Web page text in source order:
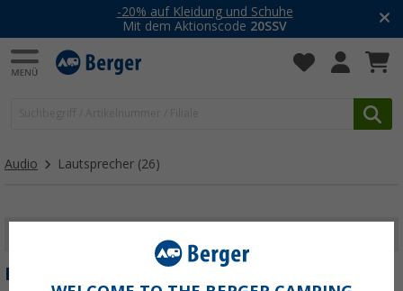
-20% auf Kleidung und Schuhe
Mit dem Aktionscode 20SSV
Audio Lautsprecher (26)
LAUTSPRECHER